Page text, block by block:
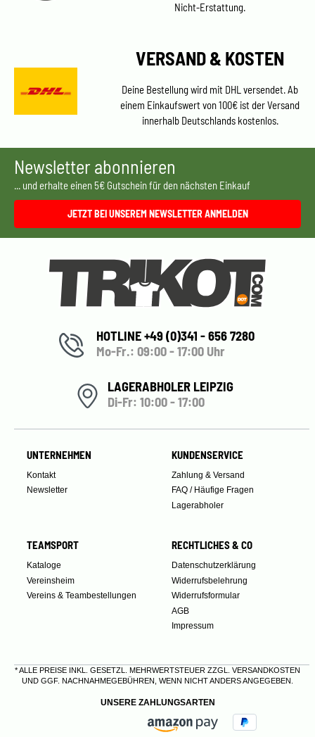
Nicht-Erstattung.
VERSAND & KOSTEN
Deine Bestellung wird mit DHL versendet. Ab
einem Einkaufswert von 100€ ist der Versand
innerhalb Deutschlands kostenlos.
Newsletter abonnieren
... und erhalte einen 5€ Gutschein für den nächsten Einkauf
JETZT BEI UNSEREM NEWSLETTER ANMELDEN
HOTLINE +49 (0)341 - 656 7280
Mo-Fr.: 09:00 - 17:00 Uhr
LAGERABHOLER LEIPZIG
Di-Fr: 10:00 - 17:00
UNTERNEHMEN
Kontakt
Newsletter
KUNDENSERVICE
Zahlung & Versand
FAQ / Häufige Fragen
Lagerabholer
TEAMSPORT
Kataloge
Vereinsheim
Vereins & Teambestellungen
RECHTLICHES & CO
Datenschutzerklärung
Widerrufsbelehrung
Widerrufsformular
AGB
Impressum
* ALLE PREISE INKL. GESETZL. MEHRWERTSTEUER ZZGL. VERSANDKOSTEN
UND GGF. NACHNAHMEGEBÜHREN, WENN NICHT ANDERS ANGEGEBEN.
UNSERE ZAHLUNGSARTEN